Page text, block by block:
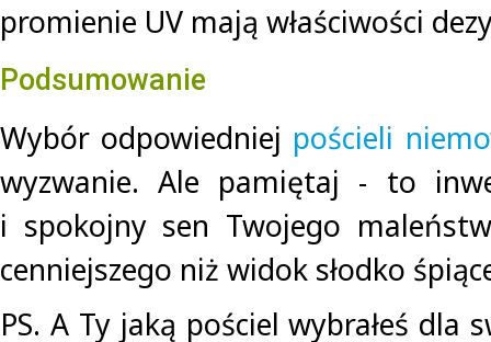
promienie UV mają właściwości
Podsumowanie
Wybór odpowiedniej pościeli
wyzwanie. Ale pamiętaj - to
i spokojny sen Twojego
cenniejszego niż widok słodko
PS. A Ty jaką pościel wybrałeś dla